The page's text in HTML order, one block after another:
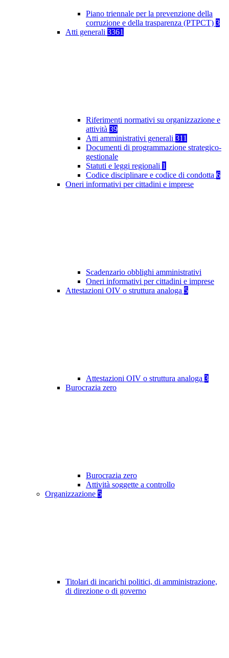
Piano triennale per la prevenzione della
corruzione e della trasparenza (PTPCT) 3
Atti generali 3361
Riferimenti normativi su organizzazione e
attività 39
Atti amministrativi generali 311
Documenti di programmazione strategico-
gestionale
Statuti e leggi regionali 1
Codice disciplinare e codice di condotta 6
Oneri informativi per cittadini e imprese
Scadenzario obblighi amministrativi
Oneri informativi per cittadini e imprese
Attestazioni OIV o struttura analoga 5
Attestazioni OIV o struttura analoga 3
Burocrazia zero
Burocrazia zero
Attività soggette a controllo
Organizzazione 5
Titolari di incarichi politici, di amministrazione,
di direzione o di governo